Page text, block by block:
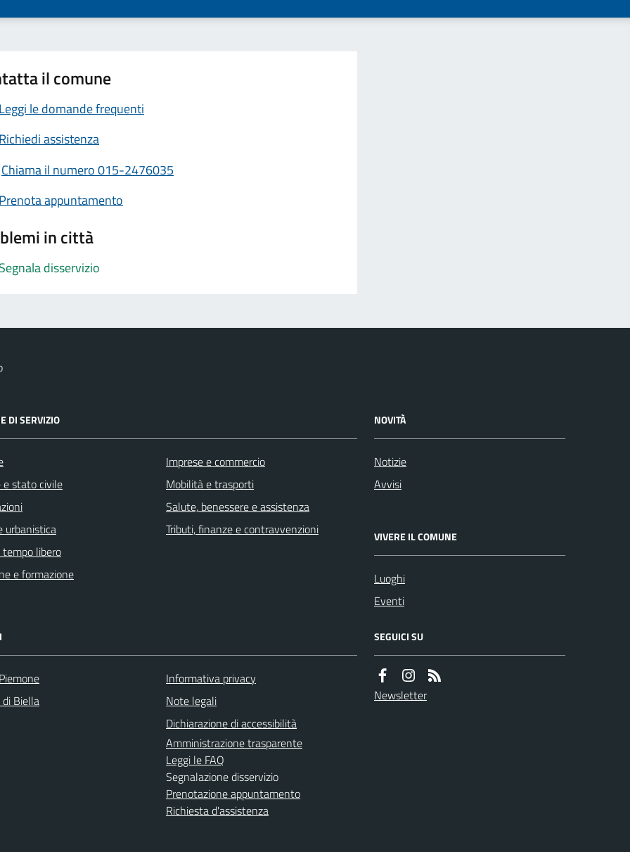
il comune
Leggi le domande frequenti
Richiedi assistenza
Chiama il numero 015-2476035
Prenota appuntamento
in città
Segnala disservizio
DI SERVIZIO
e stato civile
urbanistica
libero
e formazione
Imprese e commercio
Mobilità e trasporti
Salute, benessere e assistenza
Tributi, finanze e contravvenzioni
NOVITÀ
Notizie
Avvisi
VIVERE IL COMUNE
Luoghi
Eventi
Biella
Informativa privacy
Note legali
Dichiarazione di accessibilità
Amministrazione trasparente
Leggi le FAQ
Segnalazione disservizio
Prenotazione appuntamento
Richiesta d'assistenza
SEGUICI SU
Newsletter